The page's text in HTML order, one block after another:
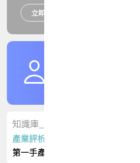
立即報名
知識庫_會員專屬
產業評析報告
第一手產業資訊